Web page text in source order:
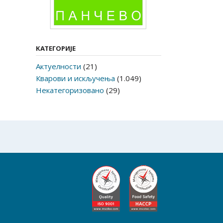
КАТЕГОРИЈЕ
Актуелности (21)
Кварови и искључења (1.049)
Некатегоризовано (29)